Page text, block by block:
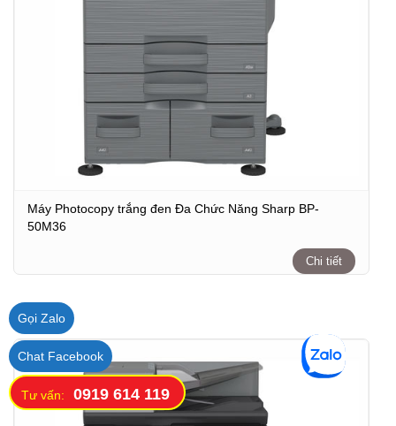
Máy Photocopy trắng đen Đa Chức Năng Sharp BP-
50M36
Chi tiết
Gọi Zalo
Chat Facebook
Tư vấn: 0919 614 119